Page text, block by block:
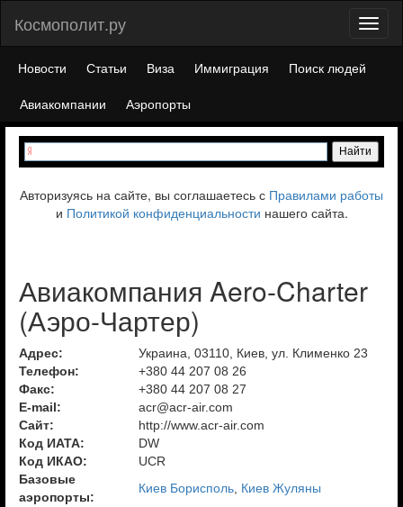
Космополит.ру
Новости Статьи Виза Иммиграция
Поиск людей
Авиакомпании
Аэропорты
Авторизуясь на сайте, вы соглашаетесь с Правилами работы
и Политикой конфиденциальности нашего сайта.
Авиакомпания Aero-Charter
(Аэро-Чартер)
Адрес:
Украина, 03110, Киев, ул. Клименко 23
Телефон:
+380 44 207 08 26
Факс:
+380 44 207 08 27
E-mail:
acr@acr-air.com
Сайт:
http://www.acr-air.com
Код ИАТА:
DW
Код ИКАО:
UCR
Базовые
аэропорты:
Киев Борисполь Киев Жуляны